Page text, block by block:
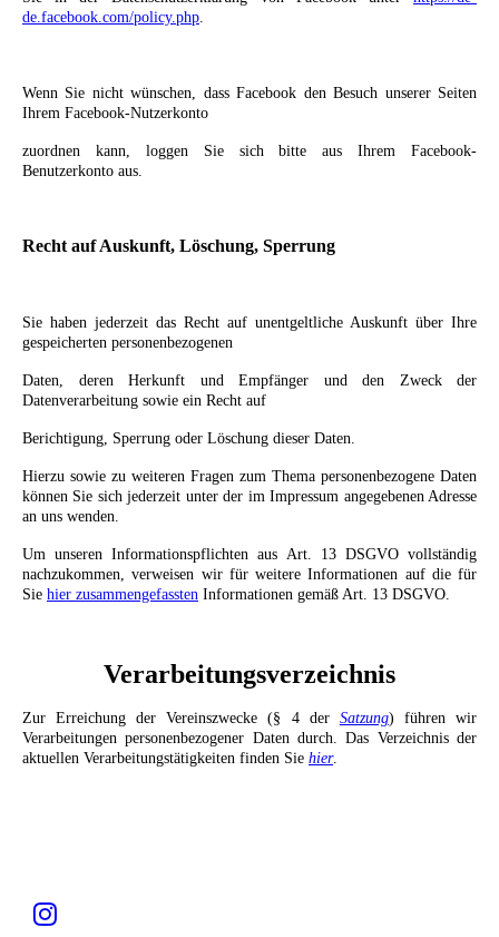
de.facebook.com/policy.php
Wenn Sie nicht wünschen, dass Facebook den Besuch unserer Seiten
Ihrem Facebook-Nutzerkonto
zuordnen kann, loggen Sie sich bitte aus Ihrem Facebook-
Benutzerkonto aus.
Recht auf Auskunft, Löschung, Sperrung
Sie haben jederzeit das Recht auf unentgeltliche Auskunft über Ihre
gespeicherten personenbezogenen
Daten, deren Herkunft und Empfänger und den Zweck der
Datenverarbeitung sowie ein Recht auf
Berichtigung, Sperrung oder Löschung dieser Daten.
Hierzu sowie zu weiteren Fragen zum Thema personenbezogene Daten
können Sie sich jederzeit unter der im Impressum angegebenen Adresse
an uns wenden.
Um unseren Informationspflichten aus Art. 13 DSGVO vollständig
nachzukommen, verweisen wir für weitere Informationen auf die für
Sie hier zusammengefassten Informationen gemäß Art. 13 DSGVO.
Verarbeitungsverzeichnis
Zur Erreichung der Vereinszwecke (§ 4 der Satzung) führen wir
Verarbeitungen personenbezogener Daten durch. Das Verzeichnis der
aktuellen Verarbeitungstätigkeiten finden Sie hier.